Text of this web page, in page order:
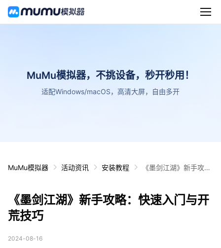
MuMu模拟器，不挑设备，秒开秒用！
适配Windows/macOS，高清大屏，自由多开
MuMu模拟器 活动资讯 安装教程
《墨剑江湖》新手攻
《墨剑江湖》新手攻略：快速入门与开
荒技巧
2024-08-16